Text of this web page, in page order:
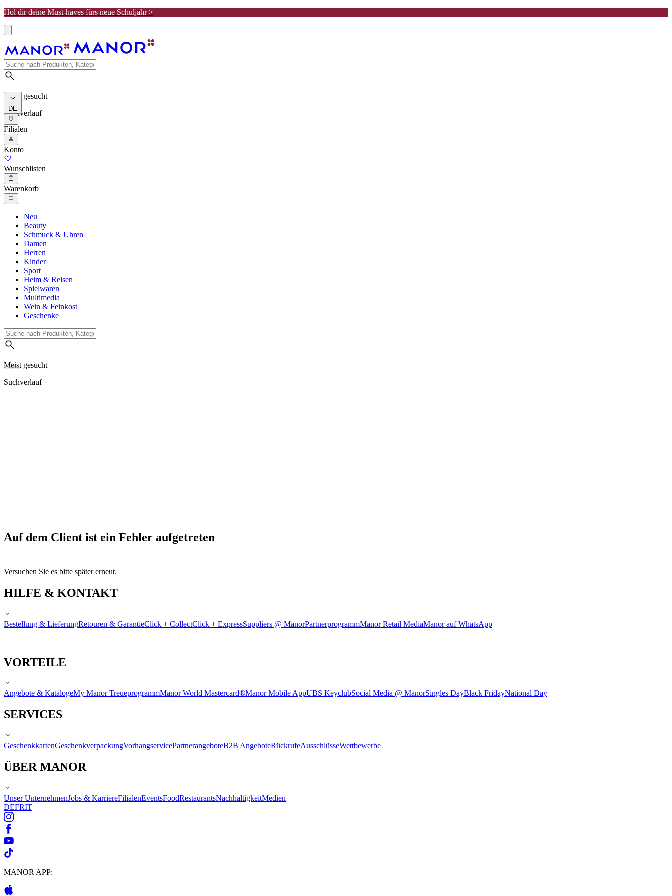
Hol dir deine Must-haves fürs neue Schuljahr >
Meist gesucht
Suchverlauf
DE
Filialen
Konto
Wunschlisten
Warenkorb
Neu
Beauty
Schmuck & Uhren
Damen
Herren
Kinder
Sport
Heim & Reisen
Spielwaren
Multimedia
Wein & Feinkost
Geschenke
Meist gesucht
Suchverlauf
Auf dem Client ist ein Fehler aufgetreten
Versuchen Sie es bitte später erneut.
HILFE & KONTAKT
Bestellung & LieferungRetouren & GarantieClick + CollectClick + ExpressSuppliers @ ManorPartnerprogrammManor Retail MediaManor auf WhatsApp
VORTEILE
Angebote & KatalogeMy Manor TreueprogrammManor World Mastercard®Manor Mobile AppUBS KeyclubSocial Media @ ManorSingles DayBlack FridayNational Day
SERVICES
GeschenkkartenGeschenkverpackungVorhangservicePartnerangeboteB2B AngeboteRückrufeAusschlüsseWettbewerbe
ÜBER MANOR
Unser UnternehmenJobs & KarriereFilialenEventsFoodRestaurantsNachhaltigkeitMedien
DEFRIT
MANOR APP: